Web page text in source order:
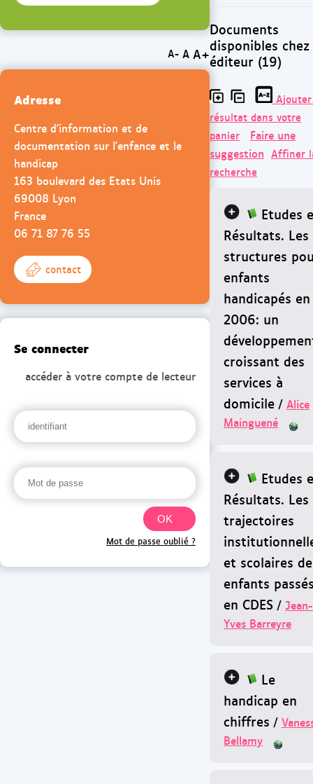
Documents
disponibles
éditeur (19)
résultat dans votre
panier
Faire une
suggestion Affiner
recherche
Etudes
Résultats. Les
structures
enfants
handicapés en
2006: un
croissant des
services à
domicile / Alice
Mainguené
Etudes
Résultats. Les
trajectoires
et scolaires
enfants
en CDES / Jean-
Yves Barreyre
Le
handicap en
chiffres /
Bellamy
A- A A+
Adresse
Centre d'information et de
documentation sur l'enfance et le
handicap
163 boulevard des Etats Unis
69008 Lyon
France
06 71 87 76 55
contact
Se connecter
accéder à votre compte de lecteur
Mot de passe oublié ?